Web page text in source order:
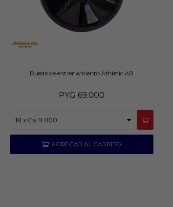
Rueda de entrenamiento Athletic AB
PYG 69.000